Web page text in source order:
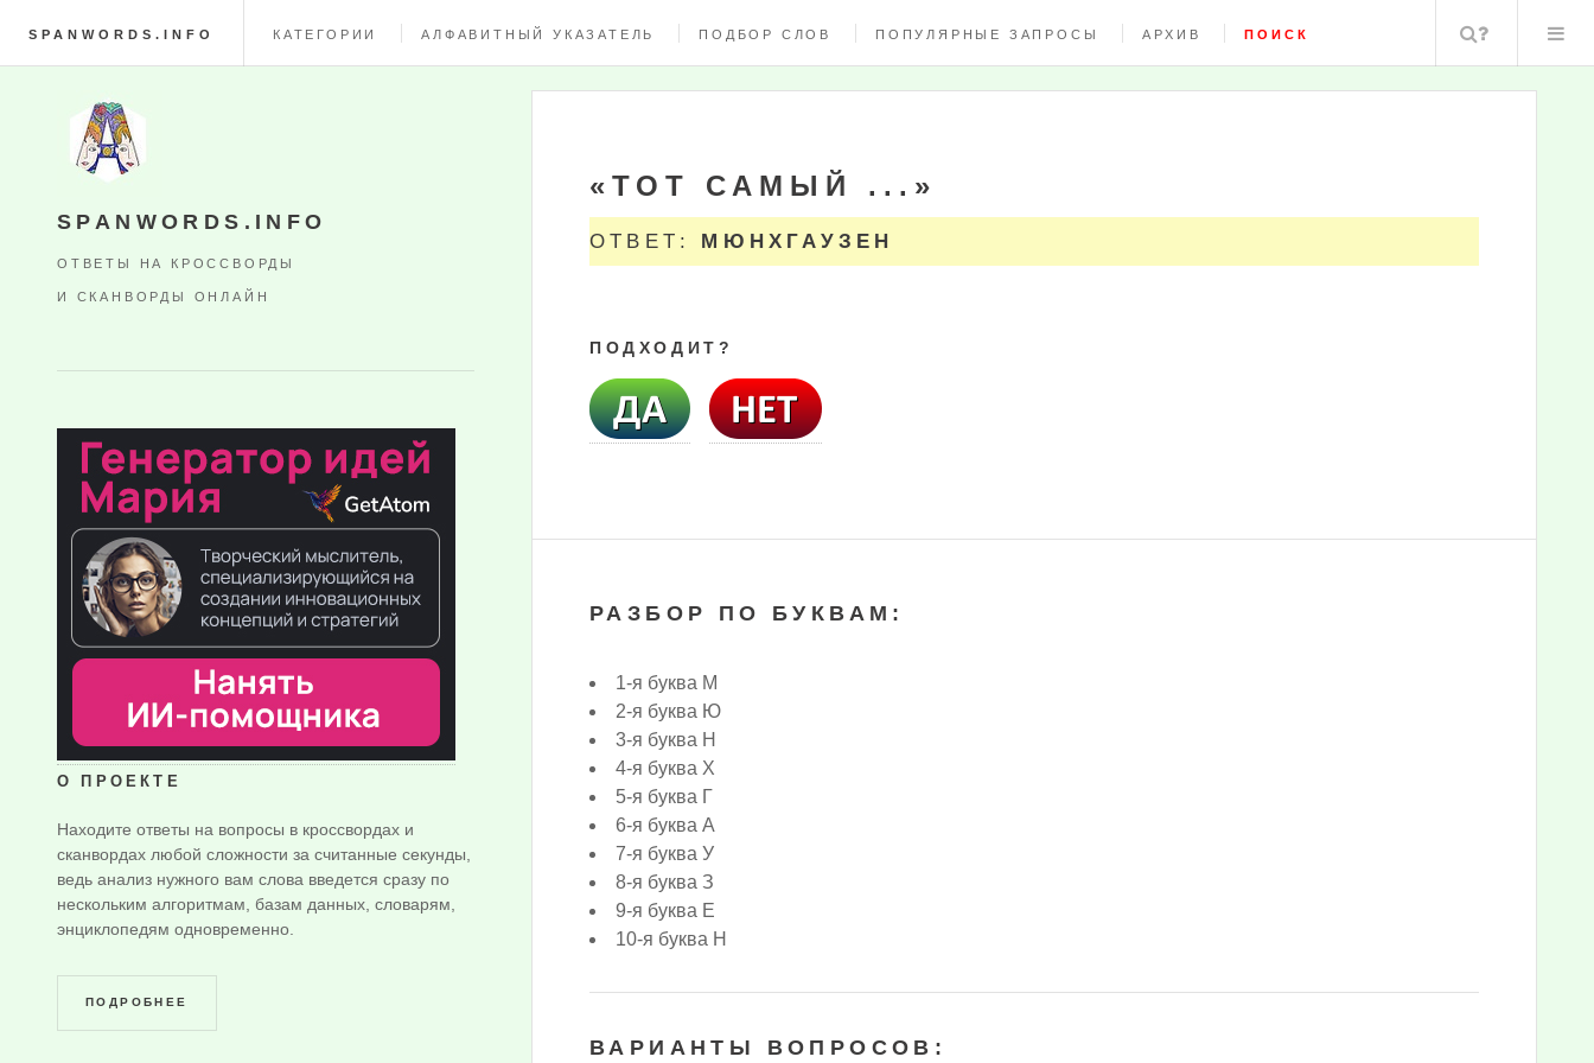
SPANWORDS.INFO КАТЕГОРИИ АЛФАВИТНЫЙ УКАЗАТЕЛЬ ПОДБОР СЛОВ ПОПУЛЯРНЫЕ ЗАПРОСЫ АРХИВ ПОИСК Поиск
«ТОТ САМЫЙ ...»
ОТВЕТ: МЮНХГАУЗЕН
ПОДХОДИТ?
РАЗБОР ПО БУКВАМ:
1-я буква М
2-я буква Ю
3-я буква Н
4-я буква Х
5-я буква Г
6-я буква А
7-я буква У
8-я буква З
9-я буква Е
10-я буква Н
ВАРИАНТЫ ВОПРОСОВ:
SPANWORDS.INFO
ОТВЕТЫ НА КРОССВОРДЫ
И СКАНВОРДЫ ОНЛАЙН
О ПРОЕКТЕ
Находите ответы на вопросы в кроссвордах и
сканвордах любой сложности за считанные секунды,
ведь анализ нужного вам слова введется сразу по
нескольким алгоритмам, базам данных, словарям,
энциклопедям одновременно.
ПОДРОБНЕЕ